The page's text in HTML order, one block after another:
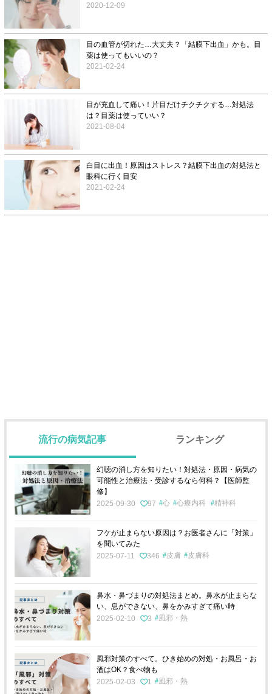
2020-12-09
目の血管が切れた…大丈夫？「結膜下出血」かも。目
薬は使ってもいいの？
2021-02-24
目が充血して痛い！片目だけチクチクする…対処法
は？目薬は使っていい？
2021-08-04
白目に出血！原因はストレス？結膜下出血の対処法と
眼科に行く目安
2021-02-24
流行の病気記事 ランキング
幻聴の消し方を知りたい！対処法・原因・病気の
可能性と治療法・受診するなら何科？【医師監
修】
2025-09-30
97 心 心療内科 精神科
フケが止まらない原因は？お医者さんに「対策」
を聞いてみた
2025-07-11
346 皮膚 皮膚科
鼻水・鼻づまりの対処法まとめ。鼻水が止まらな
い、息ができない、鼻をかみすぎて痛い時
2025-02-10
3 風邪・熱
風邪対策のすべて。ひき始めの対処・お風呂・お
酒はOK？食べ物も
2025-02-03
1 風邪・熱